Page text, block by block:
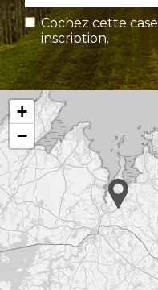
Cochez cette
inscription.
+
−